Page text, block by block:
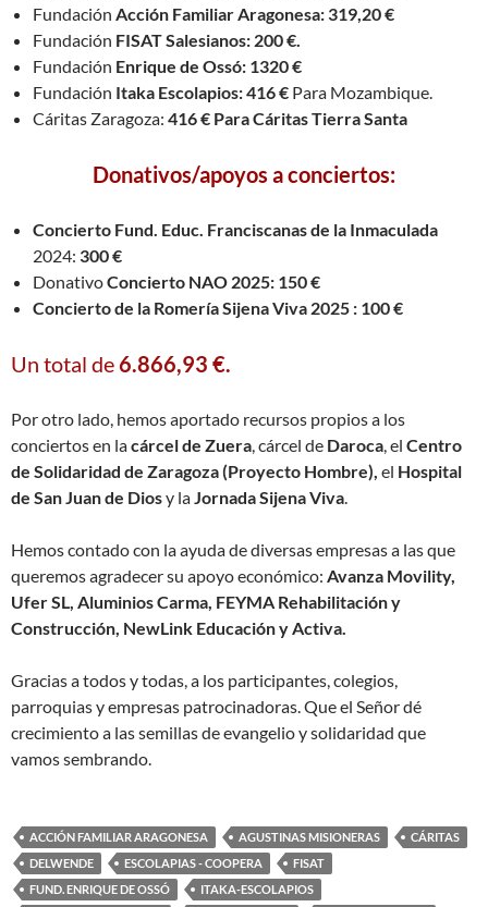
Fundación Acción Familiar Aragonesa: 319,20 €
Fundación FISAT Salesianos: 200 €.
Fundación Enrique de Ossó: 1320 €
Fundación Itaka Escolapios: 416 € Para Mozambique.
Cáritas Zaragoza: 416 € Para Cáritas Tierra Santa
Donativos/apoyos a conciertos:
Concierto Fund. Educ. Franciscanas de la Inmaculada
2024: 300 €
DonativoConcierto NAO 2025: 150 €
Concierto de la Romería Sijena Viva 2025 : 100 €
Un total de 6.866,93 €.
Por otro lado, hemos aportado recursos propios a los
conciertos en lacárcel de Zuera, cárcel de Daroca, el Centro
de Solidaridad de Zaragoza (Proyecto Hombre), el Hospital
de San Juan de Diosy laJornada Sijena Viva.
Hemos contado con la ayuda de diversas empresas a las que
queremos agradecer su apoyo económico: Avanza Movility,
Ufer SL, Aluminios Carma, FEYMA Rehabilitación y
Construcción, NewLink Educación y Activa.
Gracias a todos y todas, a los participantes, colegios,
parroquias y empresas patrocinadoras. Que el Señor dé
crecimiento a las semillas de evangelio y solidaridad que
vamos sembrando.
ACCIÓN FAMILIAR ARAGONESA AGUSTINAS MISIONERAS
CÁRITAS
DELWENDE
ESCOLAPIAS - COOPERA
FISAT
FUND. ENRIQUE DE OSSÓ
ITAKA-ESCOLAPIOS